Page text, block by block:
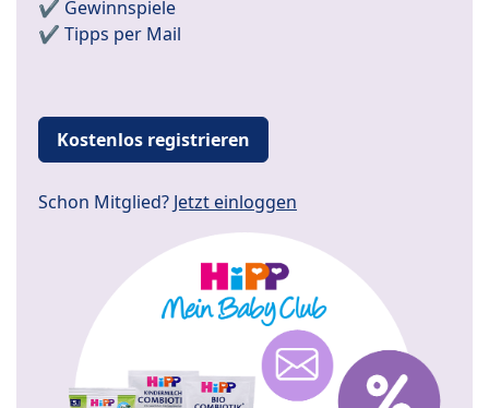
✔️ Gewinnspiele
✔️ Tipps per Mail
Kostenlos registrieren
Schon Mitglied? Jetzt einloggen